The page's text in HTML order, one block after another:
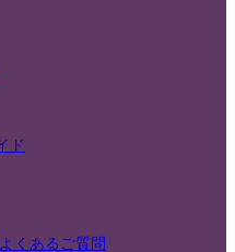
ド
くあるご質問